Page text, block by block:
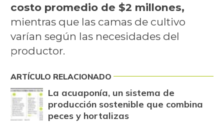
costo promedio de $2 millones,
mientras que las camas de cultivo
varían según las necesidades del
productor.
ARTÍCULO RELACIONADO
La acuaponía, un sistema de
producción sostenible que combina
peces y hortalizas